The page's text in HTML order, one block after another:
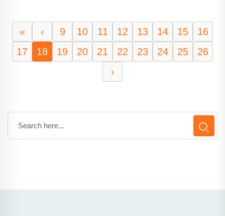
« ‹ 9 10 11 12 13 14 15
16
17
18 19 20 21 22 23 24 25
26
›